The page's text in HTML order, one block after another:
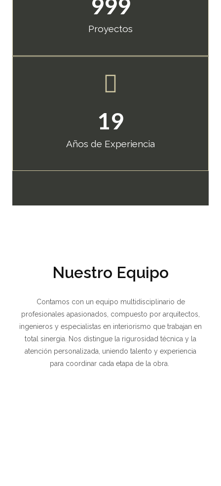
Proyectos
999
Años de Experiencia
19
Nuestro Equipo
Contamos con un equipo multidisciplinario de
profesionales apasionados, compuesto por arquitectos,
ingenieros y especialistas en interiorismo que trabajan en
total sinergia. Nos distingue la rigurosidad técnica y la
atención personalizada, uniendo talento y experiencia
para coordinar cada etapa de la obra.